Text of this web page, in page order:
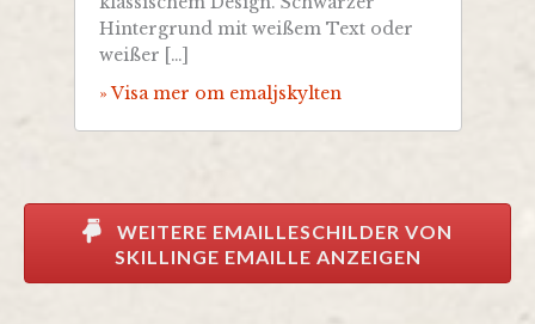
Hintergrund mit weißem Text oder
weißer […]
» Visa mer om emaljskylten
WEITERE EMAILLESCHILDER VON
SKILLINGE EMAILLE ANZEIGEN